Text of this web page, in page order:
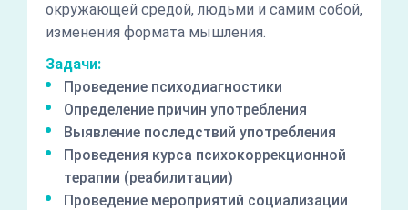
окружающей средой, людьми и самим собой,
изменения формата мышления.
Задачи:
Проведение психодиагностики
Определение причин употребления
Выявление последствий употребления
Проведения курса психокоррекционной
терапии (реабилитации)
Проведение мероприятий социализации